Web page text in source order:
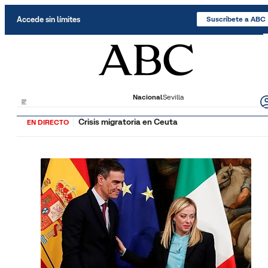
Accede sin límites Suscríbete a ABC
NacionalSevilla
EN DIRECTO Crisis migratoria en Ceuta